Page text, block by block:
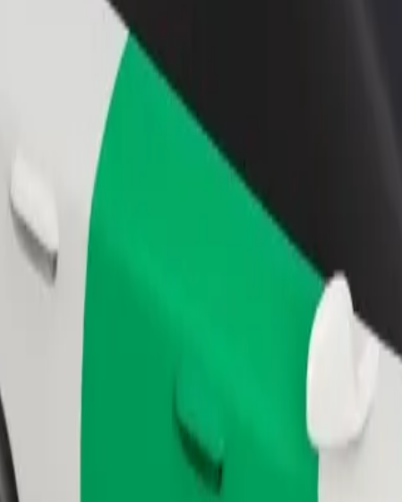
ได้
เพิ่มร้านอาหารหรือร้านค้า
เพิ่มรายได้ด้วยการเข้าถึง
ลูกค้ามากขึ้น
ลงทะเบียนเป็นเจ้าของฟลีท
เพิ่มรายได้ด้วยการเพิ่มฟลีทขอ
Hospital Sabontasha Kaduna Majalisa Street
ไปยัง General Hospital Sabontasha Kaduna Majalisa
ดาวน์โหลดแอป
Sabontasha Kaduna